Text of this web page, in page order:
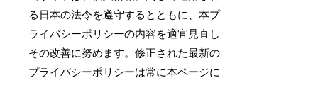
る日本の法令を遵守するとともに、本プ
ライバシーポリシーの内容を適宜見直し
その改善に努めます。修正された最新の
プライバシーポリシーは常に本ページに